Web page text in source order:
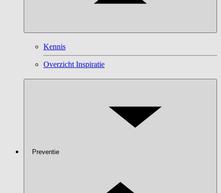
Kennis
Overzicht Inspiratie
Preventie